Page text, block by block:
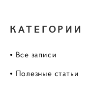
КАТЕГОРИИ
• Все записи
• Полезные статьи